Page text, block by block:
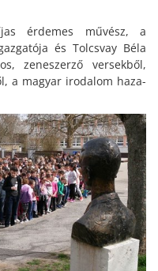
érdemes művész, a
és Tolcsvay Béla
zeneszerző versekből,
a magyar irodalom haza-
a magyar költészet
művelődési központban,
a járási vers- és